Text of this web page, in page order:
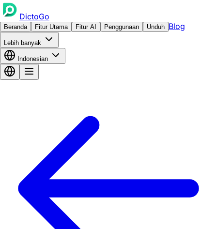
DictoGo
Beranda Fitur Utama Fitur AI Penggunaan Unduh Blog
Lebih banyak
Indonesian